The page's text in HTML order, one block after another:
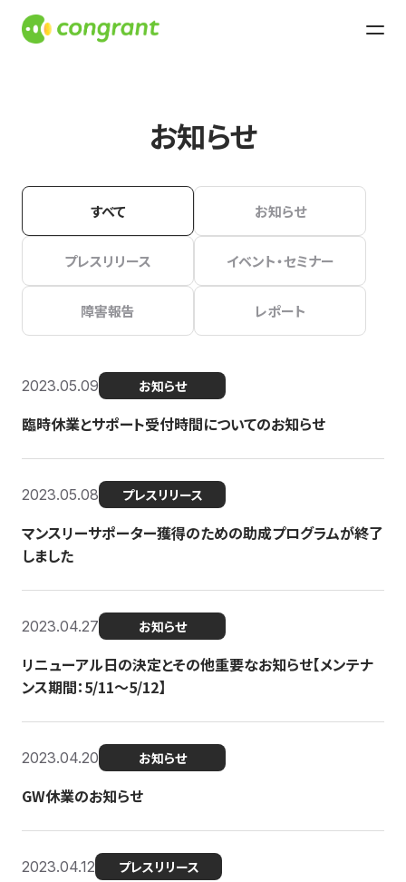
お知らせ
すべて お知らせ
プレスリリース イベント・セミナー
障害報告 レポート
2023.05.09 お知らせ
臨時休業とサポート受付時間についてのお知らせ
2023.05.08 プレスリリース
マンスリーサポーター獲得のための助成プログラムが終了
しました
2023.04.27 お知らせ
リニューアル日の決定とその他重要なお知らせ【メンテナ
ンス期間：5/11～5/12】
2023.04.20 お知らせ
GW休業のお知らせ
2023.04.12 プレスリリース